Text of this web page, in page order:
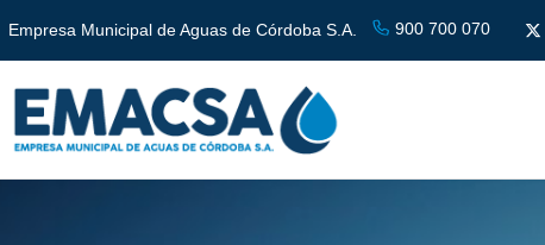
Empresa Municipal de Aguas de Córdoba S.A. 900 700 070